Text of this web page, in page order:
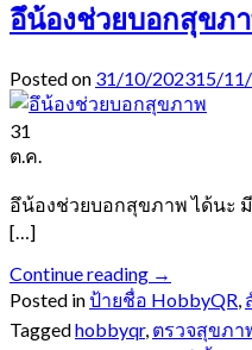
อึน้องช่วยบอกสุขภ
Posted on 31/10/202315/
31
ต.ค.
อึน้องช่วยบอกสุขภาพ ได้นะ
[…]
Continue reading →
Posted inป้ายชื่อ HobbyQR,
Taggedhobbyqr, ตรวจสุขภา